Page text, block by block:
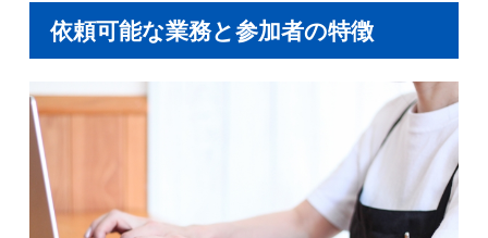
依頼可能な業務と参加者の特徴